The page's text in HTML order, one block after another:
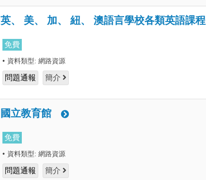
英、 美、 加、 紐、 澳語言學校各類英語課程
免費
• 資料類型: 網路資源
問題通報 簡介
國立教育館
免費
• 資料類型: 網路資源
問題通報 簡介